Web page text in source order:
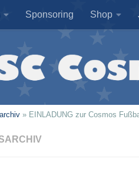
Sponsoring Shop
» EINLADUNG zur Cosmos